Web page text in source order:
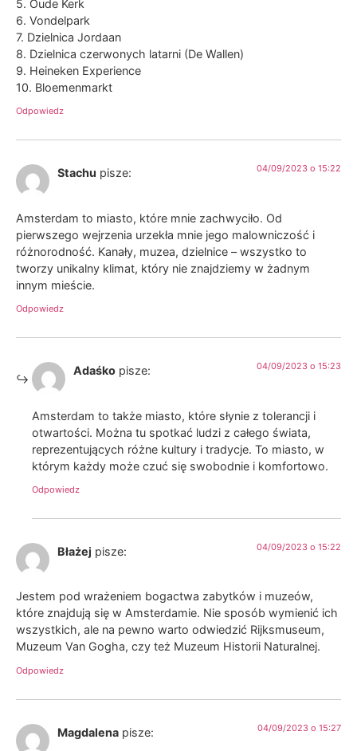
5. Oude Kerk
6. Vondelpark
7. Dzielnica Jordaan
8. Dzielnica czerwonych latarni (De Wallen)
9. Heineken Experience
10. Bloemenmarkt
Odpowiedz
Stachu pisze: 04/09/2023 o 15:22
Amsterdam to miasto, które mnie zachwyciło. Od
pierwszego wejrzenia urzekła mnie jego malowniczość i
różnorodność. Kanały, muzea, dzielnice – wszystko to
tworzy unikalny klimat, który nie znajdziemy w żadnym
innym mieście.
Odpowiedz
Adaśko pisze: 04/09/2023 o 15:23
Amsterdam to także miasto, które słynie z tolerancji i
otwartości. Można tu spotkać ludzi z całego świata,
reprezentujących różne kultury i tradycje. To miasto, w
którym każdy może czuć się swobodnie i komfortowo.
Odpowiedz
Błażej pisze: 04/09/2023 o 15:22
Jestem pod wrażeniem bogactwa zabytków i muzeów,
które znajdują się w Amsterdamie. Nie sposób wymienić ich
wszystkich, ale na pewno warto odwiedzić Rijksmuseum,
Muzeum Van Gogha, czy też Muzeum Historii Naturalnej.
Odpowiedz
Magdalena pisze: 04/09/2023 o 15:27